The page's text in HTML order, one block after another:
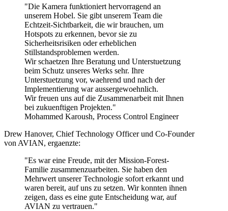
"Die Kamera funktioniert hervorragend an
unserem Hobel. Sie gibt unserem Team die
Echtzeit-Sichtbarkeit, die wir brauchen, um
Hotspots zu erkennen, bevor sie zu
Sicherheitsrisiken oder erheblichen
Stillstandsproblemen werden.
Wir schaetzen Ihre Beratung und Unterstuetzung
beim Schutz unseres Werks sehr. Ihre
Unterstuetzung vor, waehrend und nach der
Implementierung war aussergewoehnlich.
Wir freuen uns auf die Zusammenarbeit mit Ihnen
bei zukuenftigen Projekten."
Mohammed Karoush, Process Control Engineer
Drew Hanover, Chief Technology Officer und Co-Founder
von AVIAN, ergaenzte:
"Es war eine Freude, mit der Mission-Forest-
Familie zusammenzuarbeiten. Sie haben den
Mehrwert unserer Technologie sofort erkannt und
waren bereit, auf uns zu setzen. Wir konnten ihnen
zeigen, dass es eine gute Entscheidung war, auf
AVIAN zu vertrauen."